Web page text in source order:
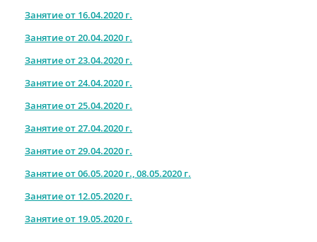
Занятие от 16.04.2020 г.
Занятие от 20.04.2020 г.
Занятие от 23.04.2020 г.
Занятие от 24.04.2020 г.
Занятие от 25.04.2020 г.
Занятие от 27.04.2020 г.
Занятие от 29.04.2020 г.
Занятие от 06.05.2020 г., 08.05.2020 г.
Занятие от 12.05.2020 г.
Занятие от 19.05.2020 г.